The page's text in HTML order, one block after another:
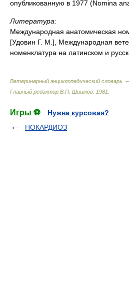
опубликованную в 1977 (Nomina
Литература:
Международная анатомическая
[Удовин Г. М.], Международная
номенклатура на латинском и
Ветеринарный энциклопедический
Главный редактор В.П. Шишков 1981
Игры ⚽
Нужна курсовая?
НОКАРДИОЗ